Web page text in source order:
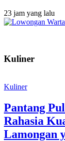
23 jam yang lalu
Kuliner
Kuliner
Pantang
Rahasia
Lamongan